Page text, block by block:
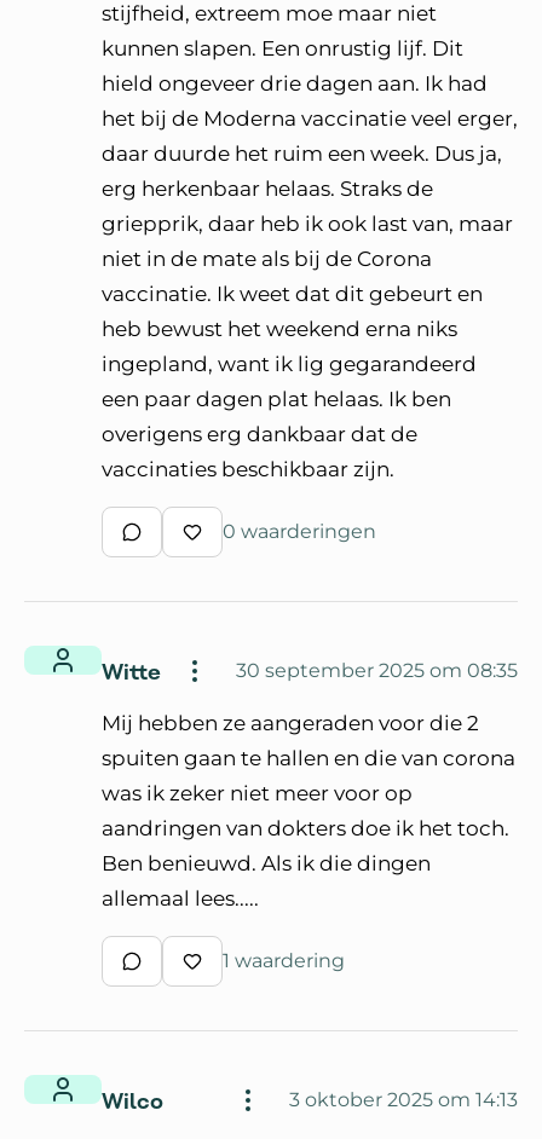
stijfheid, extreem moe maar niet
kunnen slapen. Een onrustig lijf. Dit
hield ongeveer drie dagen aan. Ik had
het bij de Moderna vaccinatie veel erger,
daar duurde het ruim een week. Dus ja,
erg herkenbaar helaas. Straks de
griepprik, daar heb ik ook last van, maar
niet in de mate als bij de Corona
vaccinatie. Ik weet dat dit gebeurt en
heb bewust het weekend erna niks
ingepland, want ik lig gegarandeerd
een paar dagen plat helaas. Ik ben
overigens erg dankbaar dat de
vaccinaties beschikbaar zijn.
Schrijf een reactie
Waardeer reactie
0 waarderingen
Witte 30 september 2025 om 08:35
Mij hebben ze aangeraden voor die 2
spuiten gaan te hallen en die van corona
was ik zeker niet meer voor op
aandringen van dokters doe ik het toch.
Ben benieuwd. Als ik die dingen
allemaal lees.....
Schrijf een reactie
Waardeer reactie
1 waardering
Wilco 3 oktober 2025 om 14:13